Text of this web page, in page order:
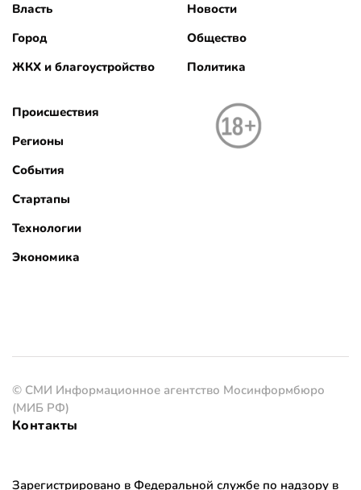
Власть
Город
ЖКХ и благоустройство
Новости
Общество
Политика
Происшествия
Регионы
События
Стартапы
Технологии
Экономика
© СМИ Информационное агентство Мосинформбюро
(МИБ РФ)
Контакты
Зарегистрировано в Федеральной службе по надзору в